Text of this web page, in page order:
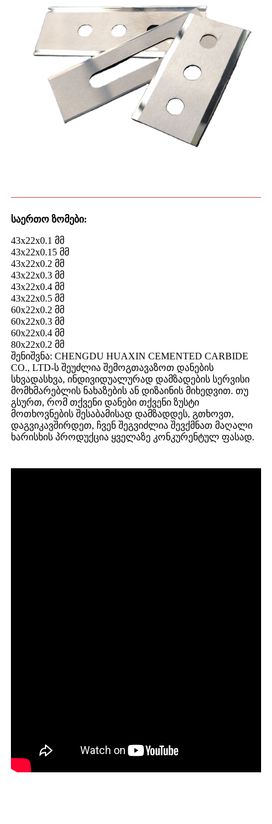
საერთო ზომები:
43x22x0.1 მმ
43x22x0.15 მმ
43x22x0.2 მმ
43x22x0.3 მმ
43x22x0.4 მმ
43x22x0.5 მმ
60x22x0.2 მმ
60x22x0.3 მმ
60x22x0.4 მმ
80x22x0.2 მმ
შენიშვნა: CHENGDU HUAXIN CEMENTED CARBIDE
CO., LTD-ს შეუძლია შემოგთავაზოთ დანების
სხვადასხვა, ინდივიდუალურად დამზადების სერვისი
მომხმარებლის ნახაზების ან დიზაინის მიხედვით. თუ
გსურთ, რომ თქვენი დანები თქვენი ზუსტი
მოთხოვნების შესაბამისად დამზადდეს, გთხოვთ,
დაგვიკავშირდეთ, ჩვენ შეგვიძლია შევქმნათ მაღალი
ხარისხის პროდუქცია ყველაზე კონკურენტულ ფასად.